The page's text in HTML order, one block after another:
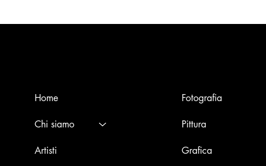
Home
Chi siamo
Artisti
Fotografia
Pittura
Grafica